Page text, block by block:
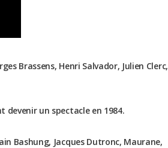
Brassens, Henri Salvador, Julien Clerc,
devenir un spectacle en 1984.
Bashung, Jacques Dutronc, Maurane,